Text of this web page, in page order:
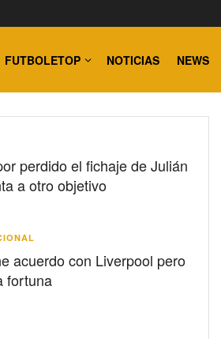
FUTBOLETOP NOTICIAS NEWS
perdido el fichaje de Julián
a otro objetivo
acuerdo con Liverpool pero
fortuna